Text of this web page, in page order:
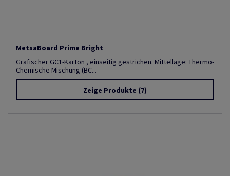
MetsaBoard Prime Bright
Grafischer GC1-Karton , einseitig gestrichen. Mittellage: Thermo-
Chemische Mischung (BC...
Zeige Produkte (7)